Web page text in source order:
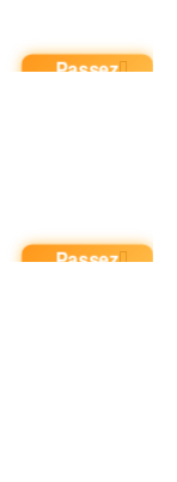
Passez
Passez